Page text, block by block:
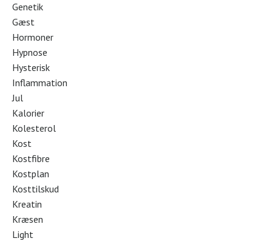
Genetik
Gæst
Hormoner
Hypnose
Hysterisk
Inflammation
Jul
Kalorier
Kolesterol
Kost
Kostfibre
Kostplan
Kosttilskud
Kreatin
Kræsen
Light